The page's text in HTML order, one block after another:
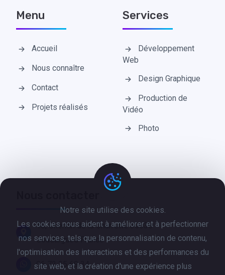
Menu
Accueil
Nous connaître
Contact
Projets réalisés
Services
Développement
Web
Design Graphique
Production de
Vidéo
Photo
16, Chemin de la Charrette 30630
Goudargues France
06 72 35 69 34
Notre site utilise des cookies.
Les cookies nous aident à améliorer et à perfectionner
nos services, tels que la personnalisation de contenu,
l'optimisation des interactions et des performances du
site web, et la création d'une expérience plus